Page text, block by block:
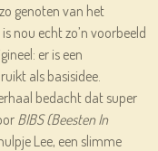
genoten van het
nou echt zo’n voorbeeld
er is een
als basisidee.
bedacht dat super
BIBS (Beesten In
Lee, een slimme